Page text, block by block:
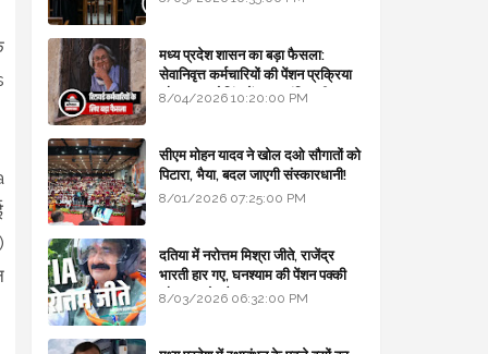
मध्य प्रदेश शासन का बड़ा फैसला:
सेवानिवृत्त कर्मचारियों की पेंशन प्रक्रिया
और बजट कोडिंग में हुए क्रांतिकारी
8/04/2026 10:20:00 PM
सीएम मोहन यादव ने खोल दओ सौगातों को
पिटारा, भैया, बदल जाएगी संस्कारधानी!
8/01/2026 07:25:00 PM
दतिया में नरोत्तम मिश्रा जीते, राजेंद्र
भारती हार गए, घनश्याम की पेंशन पक्की
और आशुतोष बैक टू...
8/03/2026 06:32:00 PM